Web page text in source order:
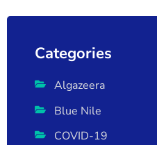
Categories
Algazeera
Blue Nile
COVID-19